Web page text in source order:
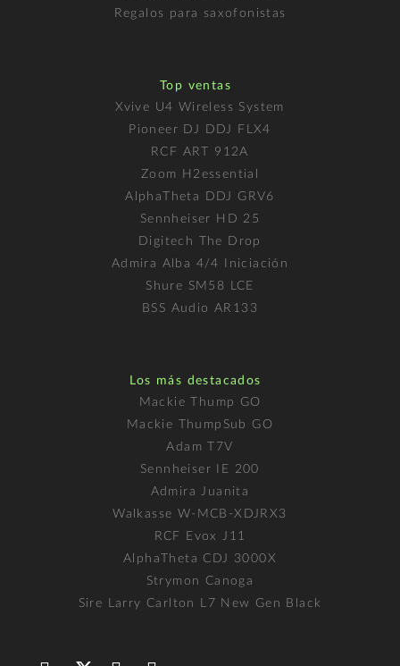
Regalos para saxofonistas
Top ventas
Xvive U4 Wireless System
Pioneer DJ DDJ FLX4
RCF ART 912A
Zoom H2essential
AlphaTheta DDJ GRV6
Sennheiser HD 25
Digitech The Drop
Admira Alba 4/4 Iniciación
Shure SM58 LCE
BSS Audio AR133
Los más destacados
Mackie Thump GO
Mackie ThumpSub GO
Adam T7V
Sennheiser IE 200
Admira Juanita
Walkasse W-MCB-XDJRX3
RCF Evox J11
AlphaTheta CDJ 3000X
Strymon Canoga
Sire Larry Carlton L7 New Gen Black